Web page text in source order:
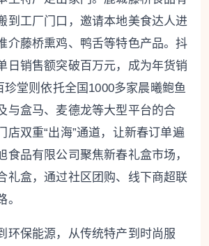
到工厂门口，邀请本地美食达人进
介藤桥熏鸡、鸭舌等特色产品。抖
日销售额突破百万元，成为年货销
珍堂则依托全国1000多家晨曦鲍鱼
与盒马、麦德龙等大型平台的合
店双重“出海”通道，让新春订单遍
食品有限公司聚焦新春礼盒市场，
礼盒，通过社区团购、线下商超联
。
保能源，从传统特产到时尚服